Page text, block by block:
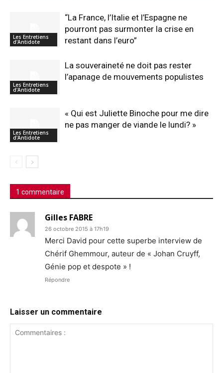
Les Entretiens
d'Antidote
“La France, l’Italie et l’Espagne ne
pourront pas surmonter la crise en
restant dans l’euro”
Les Entretiens
d'Antidote
La souveraineté ne doit pas rester
l’apanage de mouvements populistes
Les Entretiens
d'Antidote
« Qui est Juliette Binoche pour me dire
ne pas manger de viande le lundi? »
1 commentaire
Gilles FABRE
26 octobre 2015 à 17h19
Merci David pour cette superbe interview de
Chérif Ghemmour, auteur de « Johan Cruyff,
Génie pop et despote » !
Répondre
Laisser un commentaire